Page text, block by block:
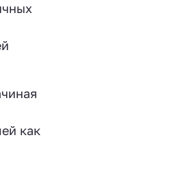
как